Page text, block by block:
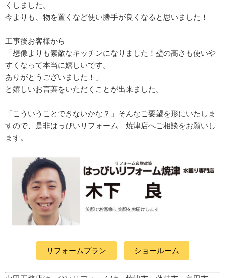
くしました。
今よりも、物を置くなど使い勝手が良くなると思いました！
工事後お客様から
「想像よりも素敵なキッチンになりました！ 壁の高さも使いや
すくなって本当に嬉しいです。
ありがとうございました！」
と嬉しいお言葉をいただくことが出来ました。
「こういうことできないかな？」そんなご要望を形にいたしま
すので、是非はっぴいリフォーム 焼津店へご相談をお願いし
ます。
リフォームプラン ショールーム